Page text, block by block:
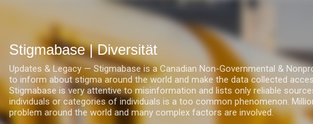
Direkt zum Hauptbereich
Stigmabase | Diversität
Updates & Legacy — Stigmabase is a Canadian Non-Governmental &
to inform about stigma around the world and make the data collected
Stigmabase is very attentive to misinformation and lists only reliable
individuals or categories of individuals is a too common phenomenon.
problem around the world and many complex factors are involved.